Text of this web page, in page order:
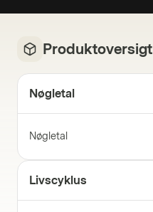
Produktoversigt
Nøgletal
Nøgletal
Livscyklus